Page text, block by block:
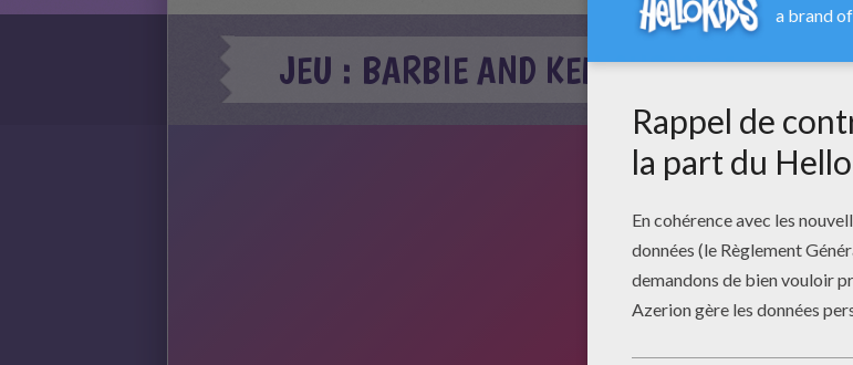
JEU : BARBIE AND KEN CHRISTMAS